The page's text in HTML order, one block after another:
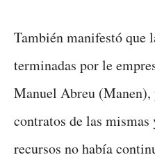
También manifestó que
terminadas por le
Manuel Abreu (Manen),
contratos de las
recursos no había